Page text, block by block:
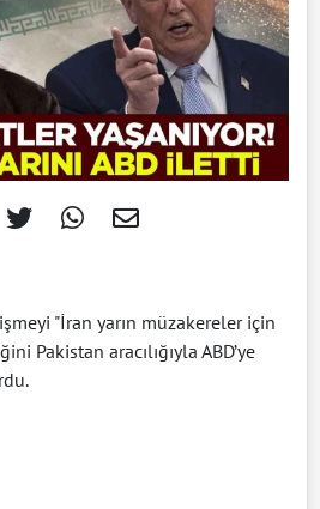
"İran yarın müzakereler için
Pakistan aracılığıyla ABD’ye